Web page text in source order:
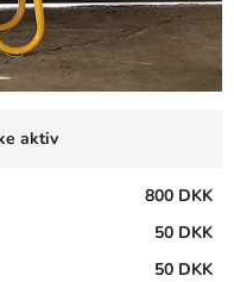
aktiv
800 DKK
50 DKK
50 DKK